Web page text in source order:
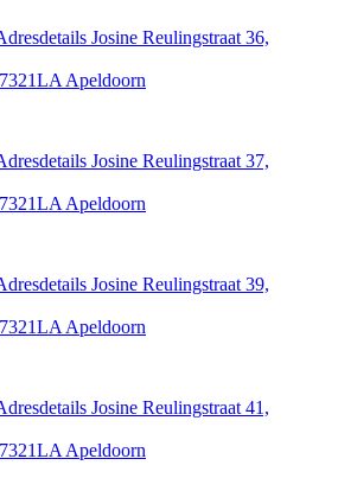
Josine Reulingstraat 36,
Apeldoorn
Josine Reulingstraat 37,
Apeldoorn
Josine Reulingstraat 39,
Apeldoorn
Josine Reulingstraat 41,
Apeldoorn